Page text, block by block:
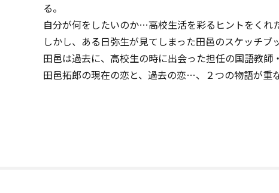
る。
自分が何をしたいのか…高校生活を彩るヒントをくれ
しかし、ある日弥生が見てしまった田邑のスケッチ
田邑は過去に、高校生の時に出会った担任の国語教師
田邑拓郎の現在の恋と、過去の恋…、２つの物語が重